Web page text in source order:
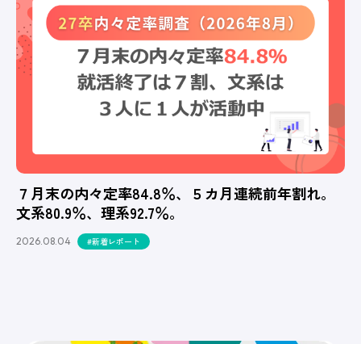
７月末の内々定率84.8％、５カ月連続前年割れ。
文系80.9％、理系92.7％。
2026.08.04 #新着レポート